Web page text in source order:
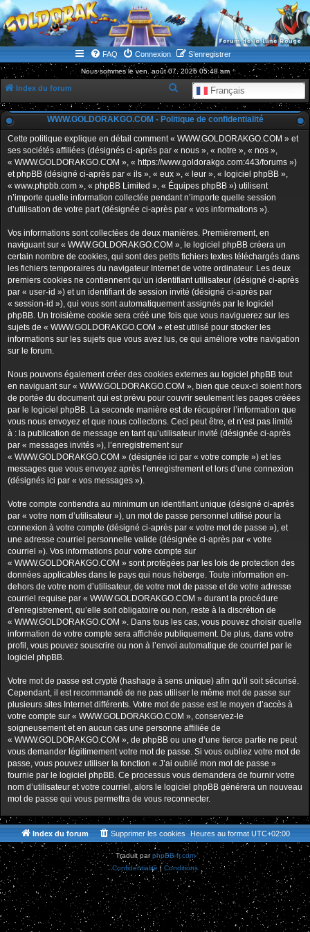
WWW.GOLDORAKGO.COM
le site de la Lune Rouge
FAQ Connexion S’enregistrer
Nous sommes le ven. août 07, 2026 05:48 am
Index du forum Français
e
c
h
e
c
r
WWW.GOLDORAKGO.COM - Politique de confidentialité
Cette politique explique en détail comment « WWW.GOLDORAKGO.COM » et
ses sociétés affiliées (désignés ci-après par « nous », « notre », « nos »,
« WWW.GOLDORAKGO.COM », « https://www.goldorakgo.com:443/forums »)
et phpBB (désigné ci-après par « ils », « eux », « leur », « logiciel phpBB »,
« www.phpbb.com », « phpBB Limited », « Équipes phpBB ») utilisent
n’importe quelle information collectée pendant n’importe quelle session
d’utilisation de votre part (désignée ci-après par « vos informations »).
Vos informations sont collectées de deux manières. Premièrement, en
naviguant sur « WWW.GOLDORAKGO.COM », le logiciel phpBB créera un
certain nombre de cookies, qui sont des petits fichiers textes téléchargés dans
les fichiers temporaires du navigateur Internet de votre ordinateur. Les deux
premiers cookies ne contiennent qu’un identifiant utilisateur (désigné ci-après
par « user-id ») et un identifiant de session invité (désigné ci-après par
« session-id »), qui vous sont automatiquement assignés par le logiciel
phpBB. Un troisième cookie sera créé une fois que vous naviguerez sur les
sujets de « WWW.GOLDORAKGO.COM » et est utilisé pour stocker les
informations sur les sujets que vous avez lus, ce qui améliore votre navigation
sur le forum.
Nous pouvons également créer des cookies externes au logiciel phpBB tout
en naviguant sur « WWW.GOLDORAKGO.COM », bien que ceux-ci soient hors
de portée du document qui est prévu pour couvrir seulement les pages créées
par le logiciel phpBB. La seconde manière est de récupérer l’information que
vous nous envoyez et que nous collectons. Ceci peut être, et n’est pas limité
à : la publication de message en tant qu’utilisateur invité (désignée ci-après
par « messages invités »), l’enregistrement sur
« WWW.GOLDORAKGO.COM » (désignée ici par « votre compte ») et les
messages que vous envoyez après l’enregistrement et lors d’une connexion
(désignés ici par « vos messages »).
Votre compte contiendra au minimum un identifiant unique (désigné ci-après
par « votre nom d’utilisateur »), un mot de passe personnel utilisé pour la
connexion à votre compte (désigné ci-après par « votre mot de passe »), et
une adresse courriel personnelle valide (désignée ci-après par « votre
courriel »). Vos informations pour votre compte sur
« WWW.GOLDORAKGO.COM » sont protégées par les lois de protection des
données applicables dans le pays qui nous héberge. Toute information en-
dehors de votre nom d’utilisateur, de votre mot de passe et de votre adresse
courriel requise par « WWW.GOLDORAKGO.COM » durant la procédure
d’enregistrement, qu’elle soit obligatoire ou non, reste à la discrétion de
« WWW.GOLDORAKGO.COM ». Dans tous les cas, vous pouvez choisir quelle
information de votre compte sera affichée publiquement. De plus, dans votre
profil, vous pouvez souscrire ou non à l’envoi automatique de courriel par le
logiciel phpBB.
Votre mot de passe est crypté (hashage à sens unique) afin qu’il soit sécurisé.
Cependant, il est recommandé de ne pas utiliser le même mot de passe sur
plusieurs sites Internet différents. Votre mot de passe est le moyen d’accès à
votre compte sur « WWW.GOLDORAKGO.COM », conservez-le
soigneusement et en aucun cas une personne affiliée de
« WWW.GOLDORAKGO.COM », de phpBB ou une d’une tierce partie ne peut
vous demander légitimement votre mot de passe. Si vous oubliez votre mot de
passe, vous pouvez utiliser la fonction « J’ai oublié mon mot de passe »
fournie par le logiciel phpBB. Ce processus vous demandera de fournir votre
nom d’utilisateur et votre courriel, alors le logiciel phpBB générera un nouveau
mot de passe qui vous permettra de vous reconnecter.
Index du forum Heures au format UTC+02:00
Supprimer les cookies
Traduit parphpBB-fr.com
Confidentialité | Conditions